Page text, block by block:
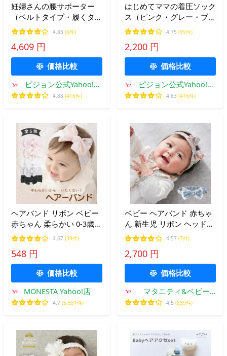
妊婦さんの腰サポーター
（ベルトタイプ・履くタイ
プ）ブラック 妊婦帯 コル
セット 骨盤サポート マタ
ニティー用品 出産準備 ピ
ジョン pigeon
4.83 (6件)
4,609 円
価格比較
ピジョン公式Yahoo!シ
ョッピング店
4.83 (416件)
はじめてママの着圧ソック
ス（ピンク・グレー・ブラ
ック） 妊娠 妊婦 マタニテ
ィ グッズ 出産準備 産前産
後 妊娠祝い 靴下 ピジョン
pigeon
4.75 (99件)
2,200 円
価格比較
ピジョン公式Yahoo!シ
ョッピング店
4.83 (416件)
ヘアバンド リボン ベビー
赤ちゃん 柔らかい 0-3歳頃
くすみカラー 発表会 大き
いリボン 軽量 ヘアアクセ
ヘアーバンド 出産祝 ター
バン
4.67 (39件)
548 円
価格比較
MONESTA Yahoo!店
4.7 (5,551件)
ベビー ヘアバンド 赤ちゃ
ん 新生児 リボン ヘッドド
レス 出産祝い 日本製 リバ
ティ 小花柄 アクセ ギフト
LIBERTY
4.57 (7件)
2,700 円
価格比較
マタニティ&ベビー
ANGELIEBE
4.5 (859件)